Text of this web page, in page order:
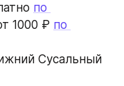
по
1000 ₽ по
Сусальный